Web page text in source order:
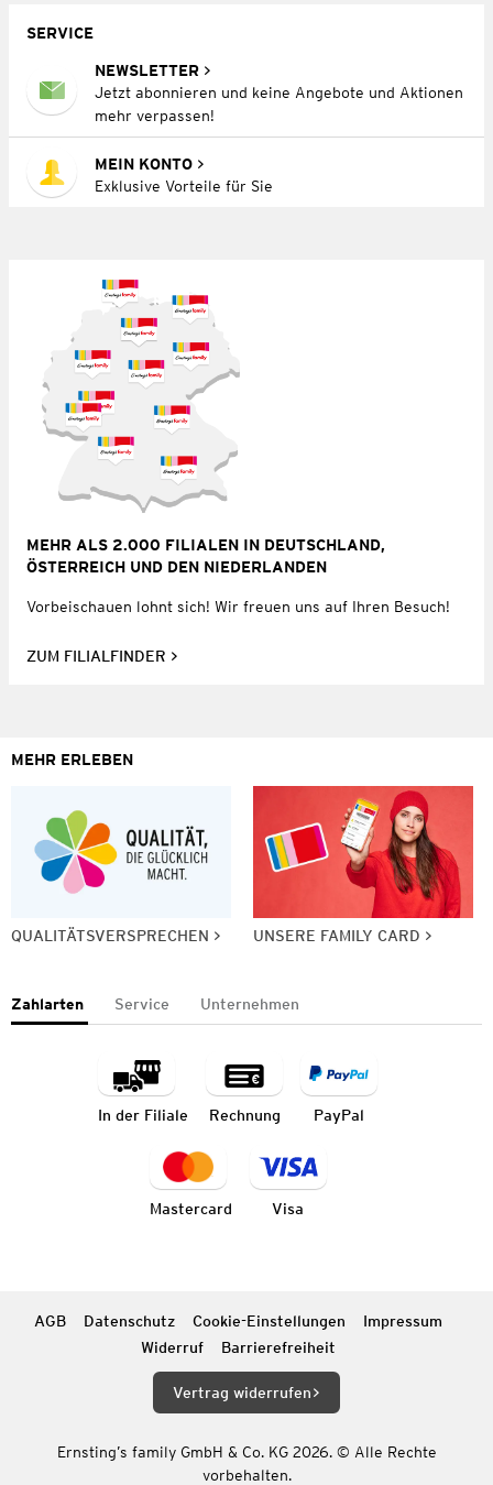
SERVICE
NEWSLETTER
Jetzt abonnieren und keine Angebote und Aktionen
mehr verpassen!
MEIN KONTO
Exklusive Vorteile für Sie
MEHR ALS 2.000 FILIALEN IN DEUTSCHLAND,
ÖSTERREICH UND DEN NIEDERLANDEN
Vorbeischauen lohnt sich! Wir freuen uns auf Ihren Besuch!
ZUM FILIALFINDER
MEHR ERLEBEN
QUALITÄTSVERSPRECHEN UNSERE FAMILY CARD
Zahlarten Service Unternehmen
In der Filiale Rechnung PayPal
Mastercard Visa
AGB Datenschutz Cookie-Einstellungen
Impressum
Widerruf
Barrierefreiheit
Vertrag widerrufen
Ernsting’s family GmbH & Co. KG 2026. © Alle Rechte
vorbehalten.